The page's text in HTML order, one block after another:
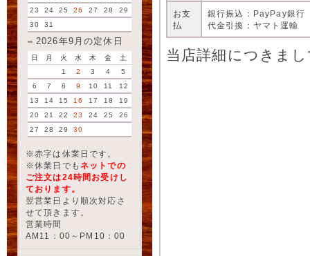
23
24 25 26 27 28
29
30
31
2026年9月の定休日
日 月 火 水 木 金
土
1
2 3 4
5
6
7 8 9 10 11
12
13
14 15 16 17 18
19
20
21 22 23 24 25
26
27
28 29 30
※赤字は休業日です。
※休業日でも ネットでの
ご注文は24時間お受けし
ております。
翌営業日より順次対応さ
せて頂きます。
営業時間
AM11：00～PM10：00
お支
払
銀行振込：PayPay銀行
代金引換：ヤマト運輸
当店詳細につきま